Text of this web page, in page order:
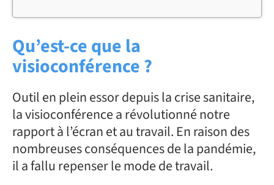
Qu’est-ce que la
visioconférence ?
Outil en plein essor depuis la crise sanitaire,
la visioconférence a révolutionné notre
rapport à l’écran et au travail. En raison des
nombreuses conséquences de la pandémie,
il a fallu repenser le mode de travail.